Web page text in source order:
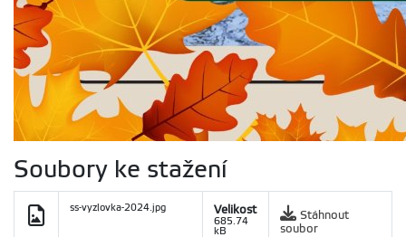
Soubory ke stažení
ss-vyzlovka-2024.jpg Velikost
685.74
kB
Stáhnout
soubor